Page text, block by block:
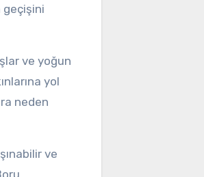
geçişini
ve yoğun
yol
neden
ve